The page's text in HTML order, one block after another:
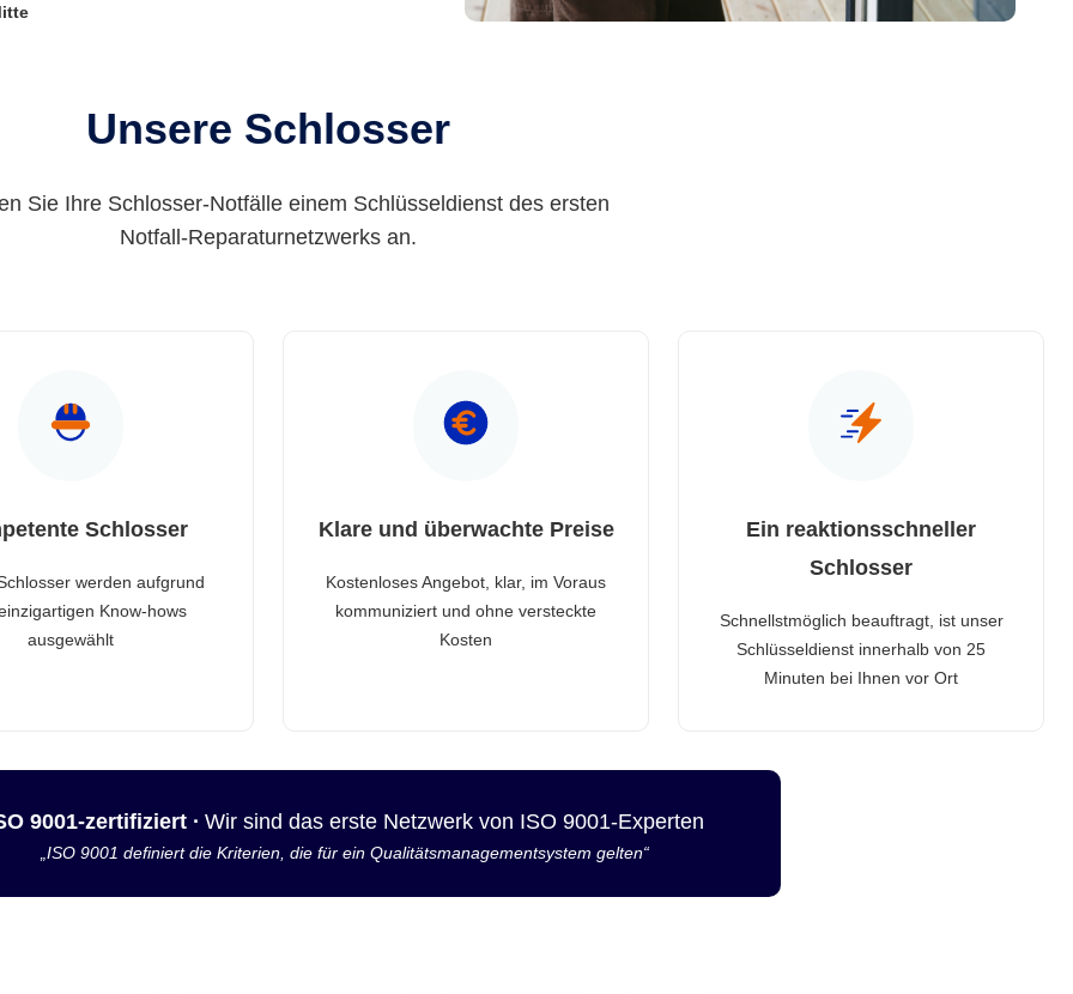
Unsere Schlosser
Sie Ihre Schlosser-Notfälle einem Schlüsseldienst des ersten
Notfall-Reparaturnetzwerks an.
Schlosser
werden aufgrund
Know-hows
ausgewählt
Klare und überwachte Preise
Kostenloses Angebot, klar, im Voraus
kommuniziert und ohne versteckte
Kosten
Ein reaktionsschneller
Schlosser
Schnellstmöglich beauftragt, ist unser
Schlüsseldienst innerhalb von 25
Minuten bei Ihnen vor Ort
9001-zertifiziert · Wir sind das erste Netzwerk von ISO 9001-Experten
„ISO 9001 definiert die Kriterien, die für ein Qualitätsmanagementsystem gelten“